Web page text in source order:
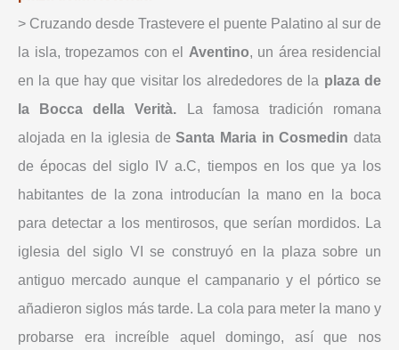
> Cruzando desde Trastevere el puente Palatino al sur de
la isla, tropezamos con el Aventino, un área residencial
en la que hay que visitar los alrededores de la plaza de
la Bocca della Verità. La famosa tradición romana
alojada en la iglesia deSanta Maria in Cosmedindata
de épocas del siglo IV a.C, tiempos en los que ya los
habitantes de la zona introducían la mano en la boca
para detectar a los mentirosos, que serían mordidos. La
iglesia del siglo VI se construyó en la plaza sobre un
antiguo mercado aunque el campanario y el pórtico se
añadieron siglos más tarde. La cola para meter la mano y
probarse era increíble aquel domingo, así que nos